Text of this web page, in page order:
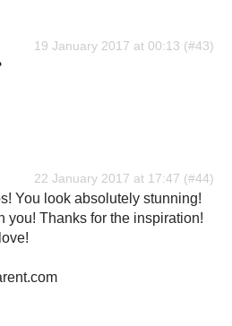
19 January 2017 at 00:13
22 January 2017 at 17:47
You look absolutely stunning!
you! Thanks for the inspiration!